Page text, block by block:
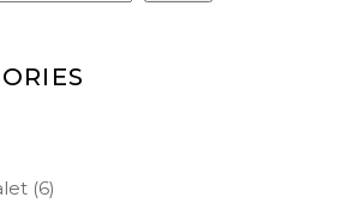
(6)